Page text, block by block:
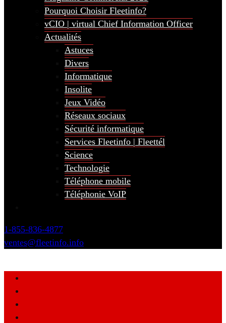
Pourquoi Choisir Fleetinfo?
vCIO | virtual Chief Information Officer
Actualités
Astuces
Divers
Informatique
Insolite
Jeux Vidéo
Réseaux sociaux
Sécurité informatique
Services Fleetinfo | Fleettél
Science
Technologie
Téléphone mobile
Téléphonie VoIP
1-855-836-4877
ventes@fleetinfo.info